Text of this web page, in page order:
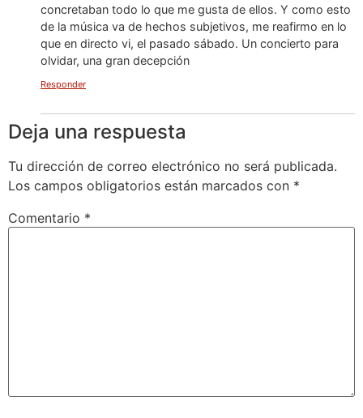
concretaban todo lo que me gusta de ellos. Y como esto
de la música va de hechos subjetivos, me reafirmo en lo
que en directo vi, el pasado sábado. Un concierto para
olvidar, una gran decepción
Responder
Deja una respuesta
Tu dirección de correo electrónico no será publicada.
Los campos obligatorios están marcados con *
Comentario *